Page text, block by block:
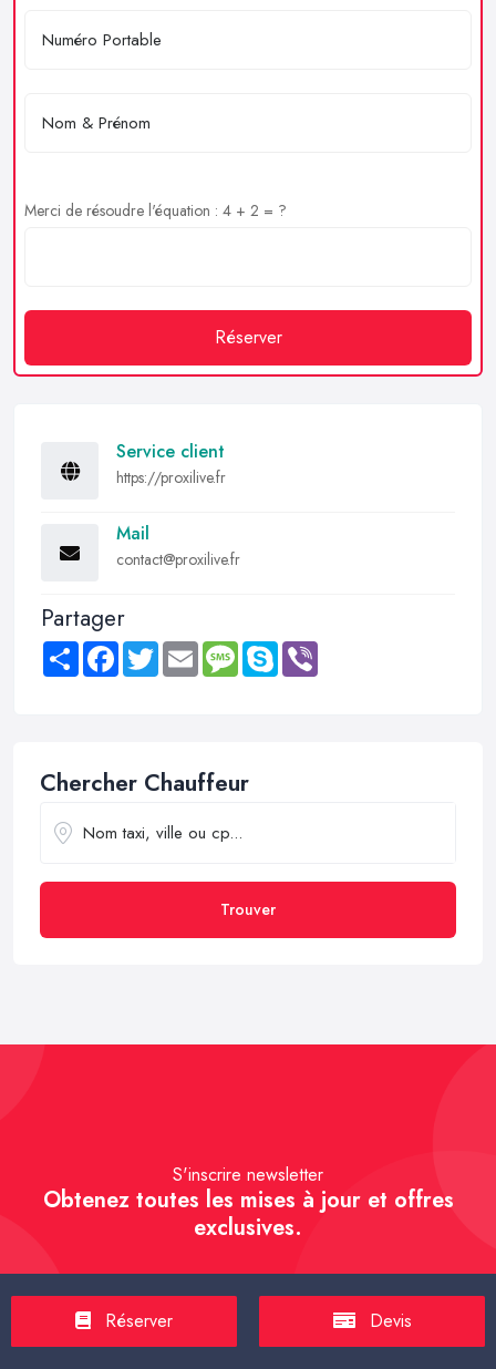
Merci de résoudre l'équation : 4 + 2 = ?
Réserver
Service client
https://proxilive.fr
Mail
contact@proxilive.fr
Partager
Share FacebookTwitter Email MessageSkype
Chercher Chauffeur
Trouver
S'inscrire newsletter
Obtenez toutes les mises à jour et offres
exclusives.
S'inscrire
Réserver Devis